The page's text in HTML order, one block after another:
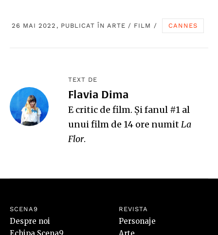
26 MAI 2022, PUBLICAT ÎNARTE / FILM / CANNES
TEXT DE
Flavia Dima
E critic de film. Și fanul #1 al
unui film de 14 ore numitLa
Flor.
SCENA9
Despre noi
REVISTA
Personaje